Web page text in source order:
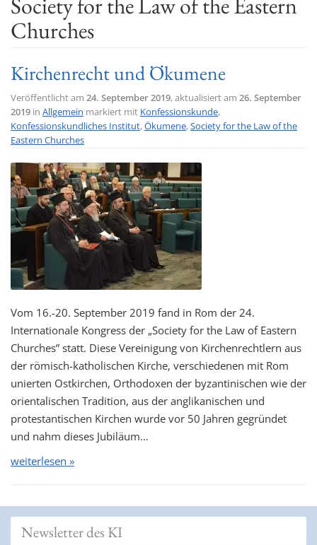
t
Churches
Kirchenrecht und Ökumene
Veröffentlicht am 24. September 2019, aktualisiert am 26. September
2019 in Allgemein markiert mit Konfessionskunde,
Konfessionskundliches Institut,Ökumene,Society for the Law of the
Eastern Churches
Vom 16.-20. September 2019 fand in Rom der 24.
Internationale Kongress der „Society for the Law of Eastern
Churches” statt. Diese Vereinigung von Kirchenrechtlern aus
der römisch-katholischen Kirche, verschiedenen mit Rom
unierten Ostkirchen, Orthodoxen der byzantinischen wie der
orientalischen Tradition, aus der anglikanischen und
protestantischen Kirchen wurde vor 50 Jahren gegründet
und nahm dieses Jubiläum…
weiterlesen »
Newsletter des KI